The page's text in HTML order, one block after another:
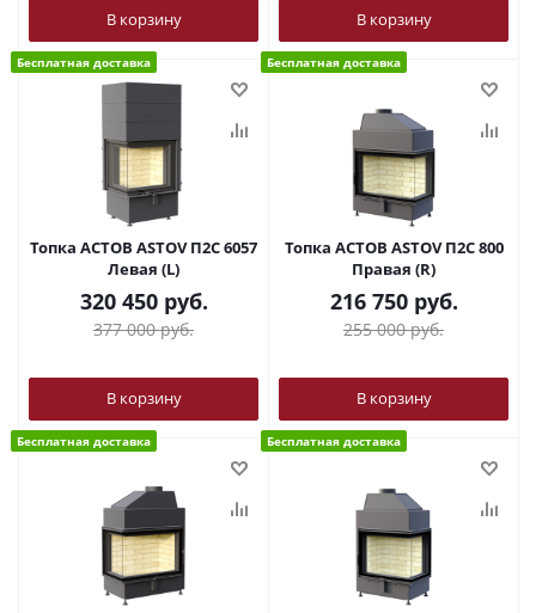
В корзину В корзину
Бесплатная доставка
Топка АСТОВ ASTOV П2С 6057
Левая (L)
320 450руб.
377 000руб.
В корзину
Бесплатная доставка
Топка АСТОВ ASTOV П2С 800
Правая (R)
216 750руб.
255 000руб.
В корзину
Бесплатная доставка Бесплатная доставка